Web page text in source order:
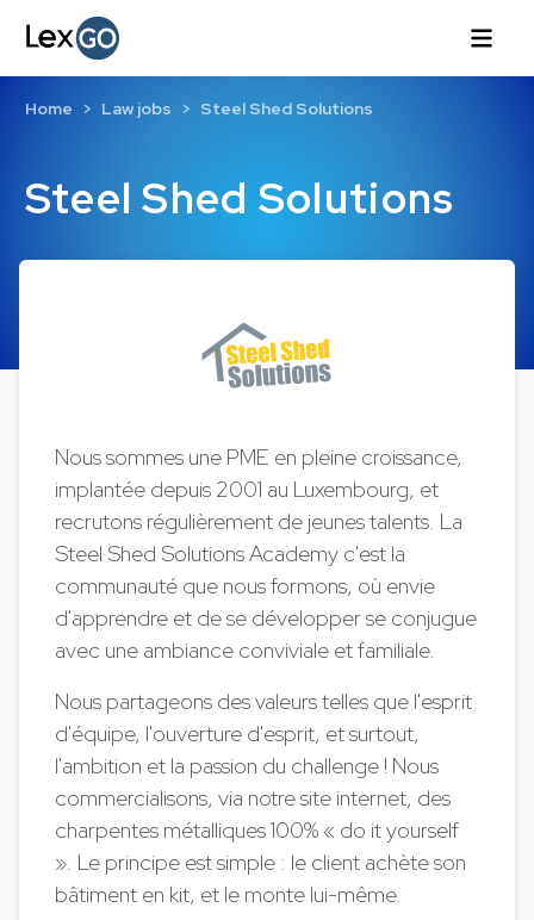
Steel Shed Solutions
Home Law jobs Steel Shed Solutions
Nous sommes une PME en pleine croissance,
implantée depuis 2001 au Luxembourg, et
recrutons régulièrement de jeunes talents. La
Steel Shed Solutions Academy c'est la
communauté que nous formons, où envie
d'apprendre et de se développer se conjugue
avec une ambiance conviviale et familiale.
Nous partageons des valeurs telles que l'esprit
d'équipe, l'ouverture d'esprit, et surtout,
l'ambition et la passion du challenge ! Nous
commercialisons, via notre site internet, des
charpentes métalliques 100% « do it yourself
». Le principe est simple : le client achète son
bâtiment en kit, et le monte lui-même.